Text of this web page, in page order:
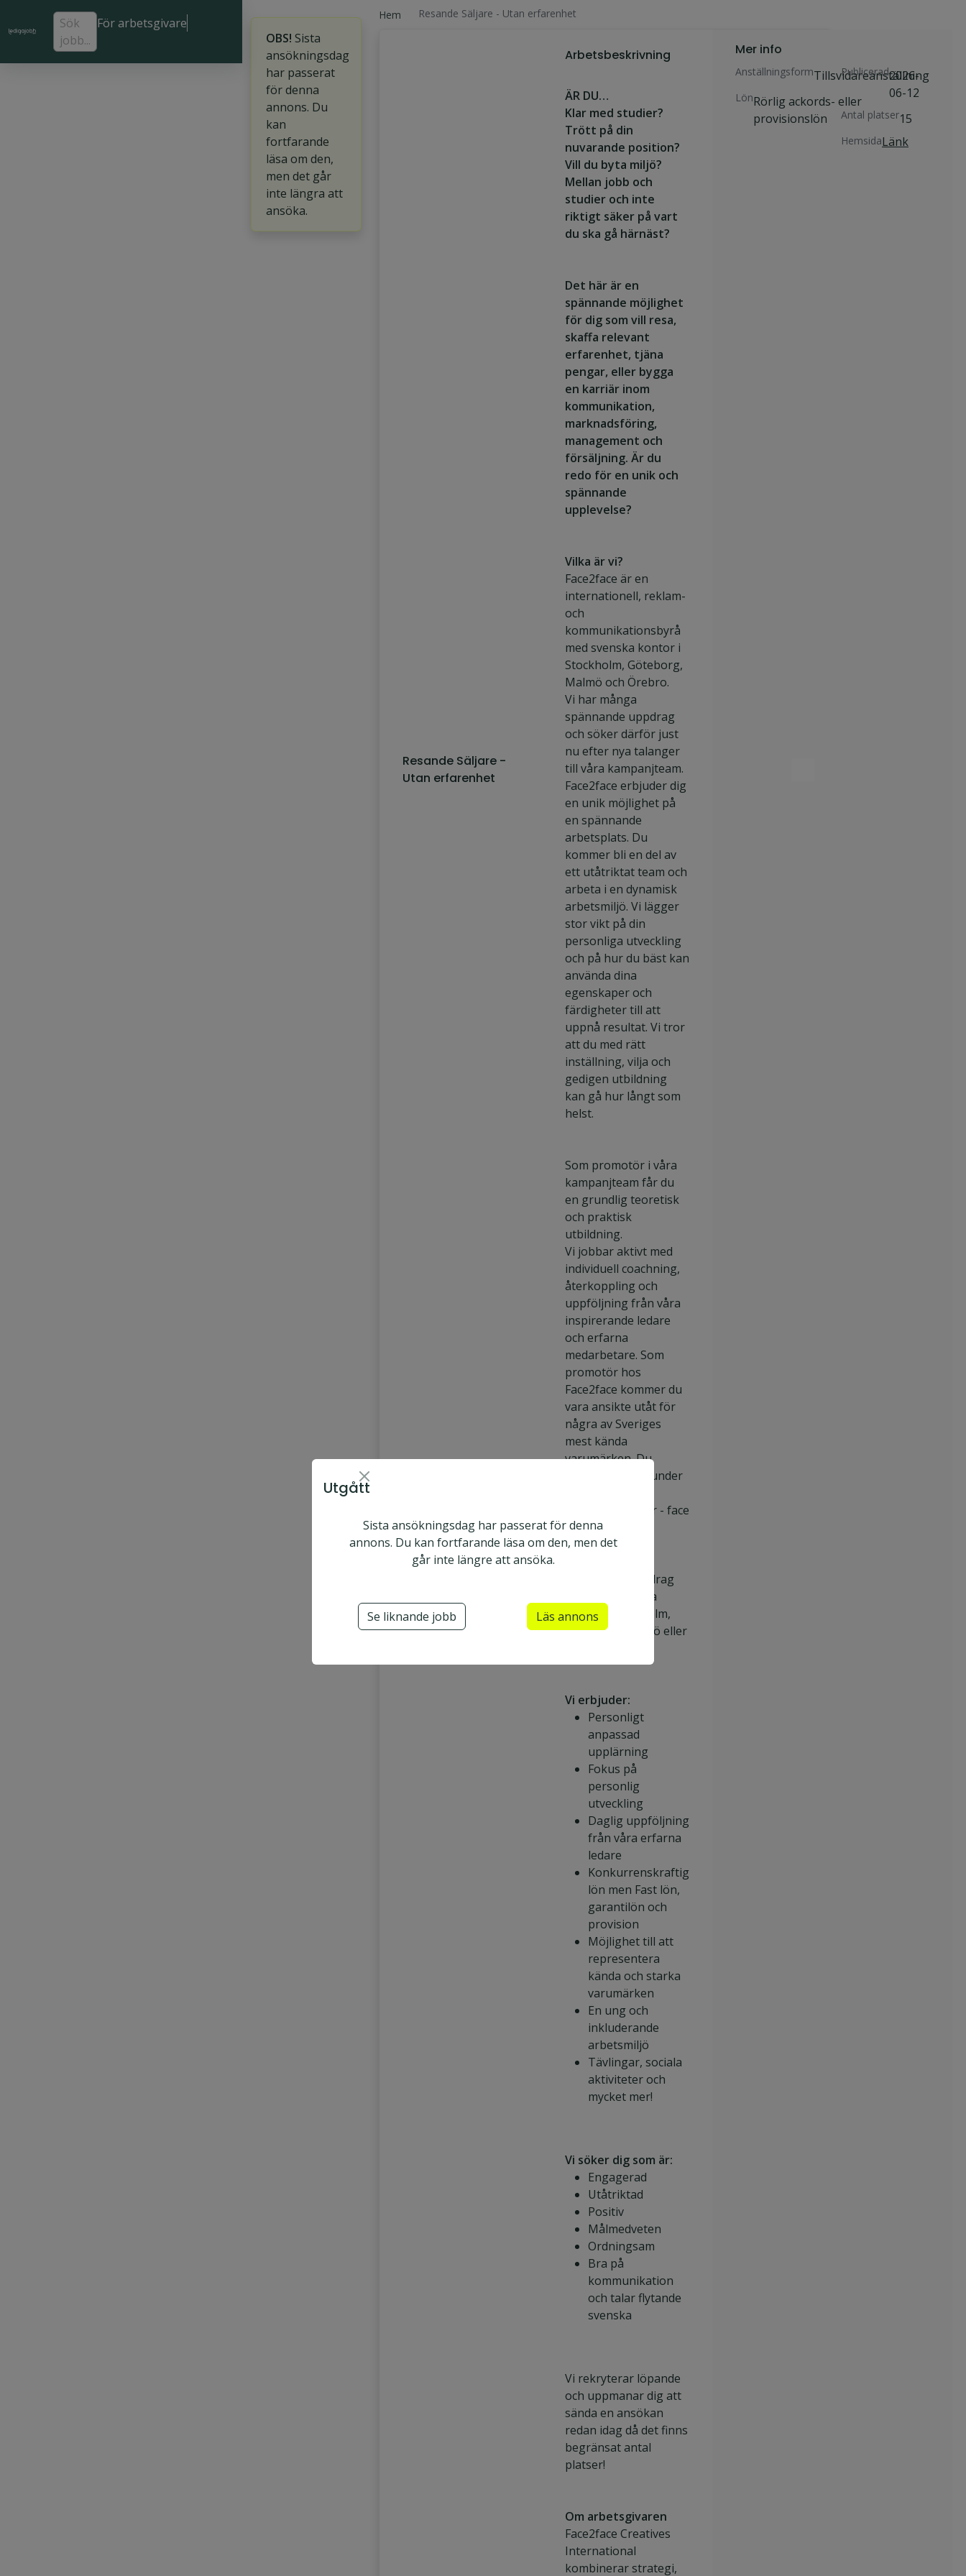
Sök
jobb...
För arbetsgivare
OBS! Sista
ansökningsdag
har passerat
för denna
annons. Du
kan
fortfarande
läsa om den,
men det går
inte längra att
ansöka.
Hem Resande Säljare - Utan erfarenhet
Resande Säljare -
Utan erfarenhet
Umeå
Heltid
Säljare
Fältsäljare
Juniorsäljare
Utgått
Arbetsbeskrivning
ÄR DU…
Klar med studier?
Trött på din
nuvarande position?
Vill du byta miljö?
Mellan jobb och
studier och inte
riktigt säker på vart
du ska gå härnäst?
Det här är en
spännande möjlighet
för dig som vill resa,
skaffa relevant
erfarenhet, tjäna
pengar, eller bygga
en karriär inom
kommunikation,
marknadsföring,
management och
försäljning. Är du
redo för en unik och
spännande
upplevelse?
Vilka är vi?
Face2face är en
internationell, reklam-
och
kommunikationsbyrå
med svenska kontor i
Stockholm, Göteborg,
Malmö och Örebro.
Vi har många
spännande uppdrag
och söker därför just
nu efter nya talanger
till våra kampanjteam.
Face2face erbjuder dig
en unik möjlighet på
en spännande
arbetsplats. Du
kommer bli en del av
ett utåtriktat team och
arbeta i en dynamisk
arbetsmiljö. Vi lägger
stor vikt på din
personliga utveckling
och på hur du bäst kan
använda dina
egenskaper och
färdigheter till att
uppnå resultat. Vi tror
att du med rätt
inställning, vilja och
gedigen utbildning
kan gå hur långt som
helst.
Som promotör i våra
kampanjteam får du
en grundlig teoretisk
och praktisk
utbildning.
Vi jobbar aktivt med
individuell coachning,
återkoppling och
uppföljning från våra
inspirerande ledare
och erfarna
medarbetare. Som
promotör hos
Face2face kommer du
vara ansikte utåt för
några av Sveriges
mest kända
varumärken. Du
kommer möta kunder
marknadsplatser - face
to face
Vi erbjuder uppdrag
vid något av våra
kontor i Stockholm,
Göteborg, Malmö eller
Vi erbjuder:
Personligt
anpassad
upplärning
Fokus på
personlig
utveckling
Daglig uppföljning
från våra erfarna
ledare
Konkurrenskraftig
lön men Fast lön,
garantilön och
provision
Möjlighet till att
representera
kända och starka
varumärken
En ung och
inkluderande
arbetsmiljö
Tävlingar, sociala
aktiviteter och
mycket mer!
Vi söker dig som är:
Engagerad
Utåtriktad
Positiv
Målmedveten
Ordningsam
Bra på
kommunikation
och talar flytande
svenska
Vi rekryterar löpande
och uppmanar dig att
sända en ansökan
redan idag då det finns
begränsat antal
platser!
Om arbetsgivaren
Face2face Creatives
International
kombinerar strategi,
Mer info
AnställningsformTillsvidareanställning
LönRörlig ackords- eller
provisionslön
Publicerad2026-
06-12
Antal platser15
HemsidaLänk
Utgått
Sista ansökningsdag har passerat för denna
annons. Du kan fortfarande läsa om den, men det
går inte längre att ansöka.
Se liknande jobb Läs annons